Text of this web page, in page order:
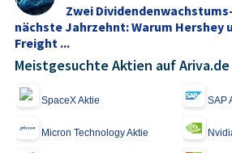
Zwei
nächste Jahrzehnt: Warum Hershey
Freight ...
Meistgesuchte Aktien auf Ariva.de
SpaceX Aktie SAP
Micron Technology Aktie